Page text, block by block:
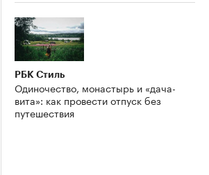
РБК Стиль
Одиночество, монастырь и «дача-
вита»: как провести отпуск без
путешествия